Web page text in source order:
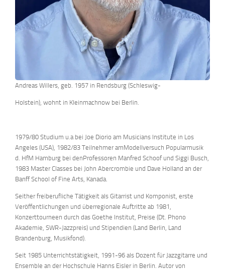
Andreas Willers, geb. 1957 in Rendsburg (Schleswig-
Holstein), wohnt in Kleinmachnow bei Berlin.
1979/80 Studium u.a bei Joe Diorio am Musicians Institute in Los
Angeles (USA), 1982/83 Teilnehmer amModellversuch Popularmusik
d. HfM Hamburg bei denProfessoren Manfred Schoof und Siggi Busch,
1983 Master Classes bei John Abercrombie und Dave Holland an der
Banff School of Fine Arts, Kanada.
Seither freiberufliche Tätigkeit als Gitarrist und Komponist, erste
Veröffentlichungen und überregionale Auftritte ab 1981,
Konzerttourneen durch das Goethe Institut, Preise (Dt. Phono
Akademie, SWR-Jazzpreis) und Stipendien (Land Berlin, Land
Brandenburg, Musikfond).
Seit 1985 Unterrichtstätigkeit, 1991-96 als Dozent für Jazzgitarre und
Ensemble an der Hochschule Hanns Eisler in Berlin. Autor von